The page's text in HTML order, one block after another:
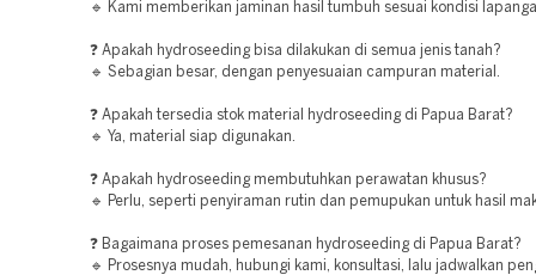
🔹 Kami memberikan jaminan hasil tumbuh sesuai kondisi
❓ Apakah hydroseeding bisa dilakukan di semua jenis tanah?
🔹 Sebagian besar, dengan penyesuaian campuran material.
❓ Apakah tersedia stok material hydroseeding di Papua Barat?
🔹 Ya, material siap digunakan.
❓ Apakah hydroseeding membutuhkan perawatan khusus?
🔹 Perlu, seperti penyiraman rutin dan pemupukan untuk hasil
❓ Bagaimana proses pemesanan hydroseeding di Papua Barat?
🔹 Prosesnya mudah, hubungi kami, konsultasi, lalu jadwalkan